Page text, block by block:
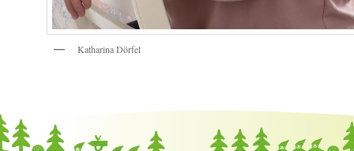
Katharina Dörfel